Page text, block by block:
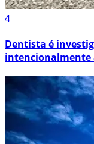
4
Dentista é
intencionalmente